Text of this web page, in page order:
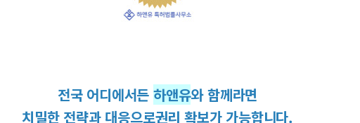
전국 어디에서든 하앤유와 함께라면
치밀한 전략과 대응으로권리 확보가 가능합니다.